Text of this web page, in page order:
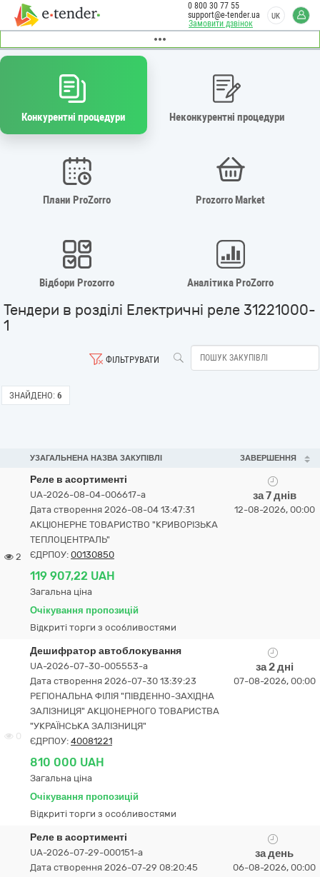
Замовити дзвінок
0 800 30 77 55
support@e-tender.ua
UK
Конкурентні процедури Неконкурентні процедури
Плани ProZorro Prozorro Market
Відбори Prozorro Аналітика ProZorro
Тендери в розділі Електричні реле 31221000-
1
ФІЛЬТРУВАТИ
ЗНАЙДЕНО: 6
УЗАГАЛЬНЕНА НАЗВА ЗАКУПІВЛІ ЗАВЕРШЕННЯ
2
Реле в асортименті
UA-2026-08-04-006617-a
Дата створення 2026-08-04 13:47:31
АКЦІОНЕРНЕ ТОВАРИСТВО "КРИВОРІЗЬКА
ТЕПЛОЦЕНТРАЛЬ"
ЄДРПОУ: 00130850
119 907,22 UAH
Загальна ціна
Очікування пропозицій
Відкриті торги з особливостями
за 7 днів
12-08-2026, 00:00
0
Дешифратор автоблокування
UA-2026-07-30-005553-a
Дата створення 2026-07-30 13:39:23
РЕГІОНАЛЬНА ФІЛІЯ "ПІВДЕННО-ЗАХІДНА
ЗАЛІЗНИЦЯ" АКЦІОНЕРНОГО ТОВАРИСТВА
"УКРАЇНСЬКА ЗАЛІЗНИЦЯ"
ЄДРПОУ: 40081221
810 000 UAH
Загальна ціна
Очікування пропозицій
Відкриті торги з особливостями
за 2 дні
07-08-2026, 00:00
Реле в асортименті
UA-2026-07-29-000151-a
Дата створення 2026-07-29 08:20:45
за день
06-08-2026, 00:00